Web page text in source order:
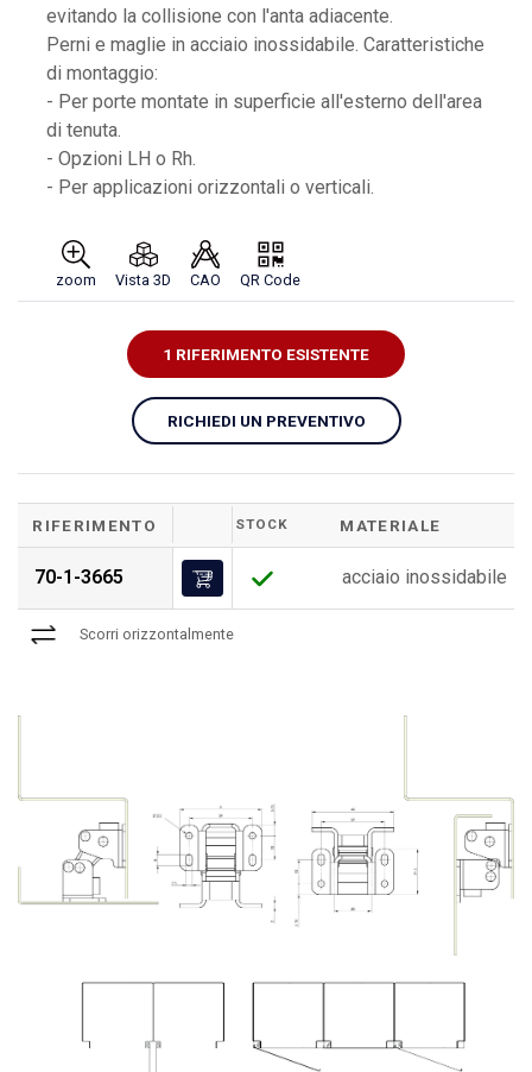
evitando la collisione con l'anta adiacente.
Perni e maglie in acciaio inossidabile. Caratteristiche
di montaggio:
- Per porte montate in superficie all'esterno dell'area
di tenuta.
- Opzioni LH o Rh.
- Per applicazioni orizzontali o verticali.
zoom Vista 3D CAO QR Code
1 RIFERIMENTO ESISTENTE
RICHIEDI UN PREVENTIVO
RIFERIMENTO STOCK MATERIALE
70-1-3665 acciaio inossidabile
Scorri orizzontalmente